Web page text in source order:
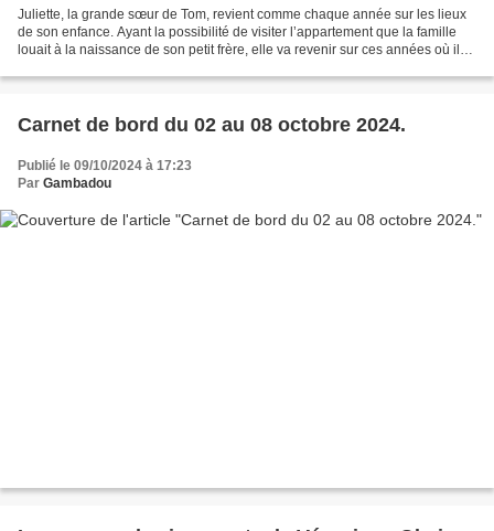
Juliette, la grande sœur de Tom, revient comme chaque année sur les lieux
de son enfance. Ayant la possibilité de visiter l’appartement que la famille
louait à la naissance de son petit frère, elle va revenir sur ces années où ils
Carnet de bord du 02 au 08 octobre 2024.
Publié le 09/10/2024 à 17:23
Par Gambadou